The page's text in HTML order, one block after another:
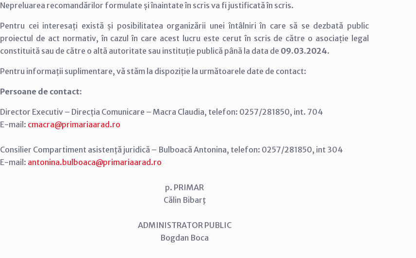
Nepreluarea recomandărilor formulate și înaintate în scris va fi justificată în scris.
Pentru cei interesați există și posibilitatea organizării unei întâlniri în care să se dezbată public
proiectul de act normativ, în cazul în care acest lucru este cerut în scris de către o asociație legal
constituită sau de către o altă autoritate sau instituție publică până la data de 09.03.2024.
Pentru informații suplimentare, vă stăm la dispoziție la următoarele date de contact:
Persoane de contact:
Director Executiv – Direcția Comunicare – Macra Claudia, telefon: 0257/281850, int. 704
E-mail: cmacra@primariaarad.ro
Consilier Compartiment asistență juridică – Bulboacă Antonina, telefon: 0257/281850, int 304
E-mail: antonina.bulboaca@primariaarad.ro
p. PRIMAR
Călin Bibarţ
ADMINISTRATOR PUBLIC
Bogdan Boca